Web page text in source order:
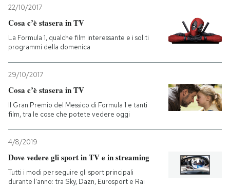
22/10/2017
Cosa c’è stasera in TV
La Formula 1, qualche film interessante e i soliti
programmi della domenica
29/10/2017
Cosa c’è stasera in TV
Il Gran Premio del Messico di Formula 1 e tanti
film, tra le cose che potete vedere oggi
4/8/2019
Dove vedere gli sport in TV e in streaming
Tutti i modi per seguire gli sport principali
durante l'anno: tra Sky, Dazn, Eurosport e Rai